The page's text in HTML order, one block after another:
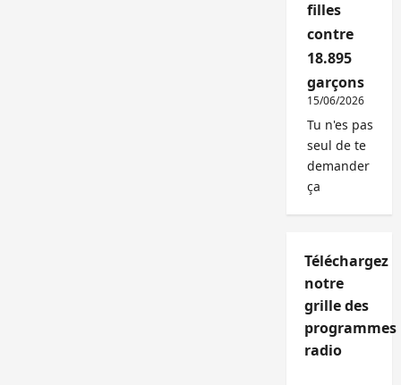
filles
contre
18.895
garçons
15/06/2026
Tu n'es pas
seul de te
demander
ça
Téléchargez
notre
grille des
programmes
radio